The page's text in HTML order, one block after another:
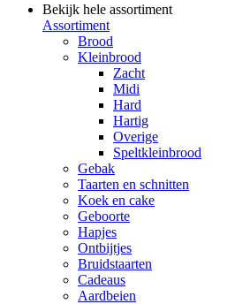
Bekijk hele assortiment
Assortiment
Brood
Kleinbrood
Zacht
Midi
Hard
Hartig
Overige
Speltkleinbrood
Gebak
Taarten en schnitten
Koek en cake
Geboorte
Hapjes
Ontbijtjes
Bruidstaarten
Cadeaus
Aardbeien